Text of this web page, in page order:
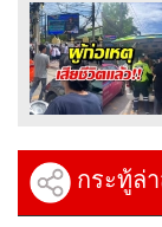
กระทู้ล่